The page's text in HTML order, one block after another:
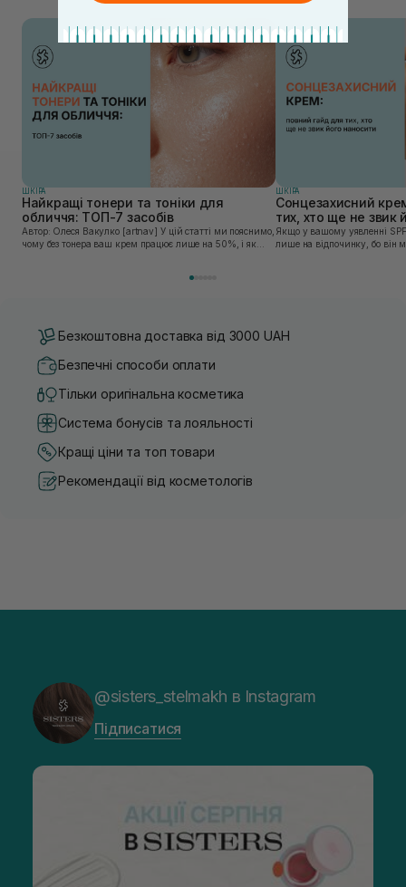
ШКIРА
Найкращі тонери та тоніки для
обличчя: ТОП-7 засобів
Автор: Олеся Вакулко [artnav] У цій статті ми пояснимо,
чому без тонера ваш крем працює лише на 50%, і як
ШКIРА
Сонцезахисний
тих, хто ще не звик
Якщо у вашому уявленні
лише на відпочинку, бо він
Безкоштовна доставка від 3000 UAH
Безпечні способи оплати
Тільки оригінальна косметика
Система бонусів та лояльності
Кращі ціни та топ товари
Рекомендації від косметологів
@sisters_stelmakh в Instagram
Підписатися